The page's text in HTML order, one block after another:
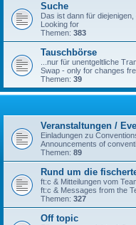
Suche
Das ist dann für
Looking for
Themen: 383
Tauschbörse
...nur für unentgeltliche
Swap - only for changes
Themen: 39
Veranstaltungen /
Einladungen zu
Announcements of
Themen: 89
Rund um die
ft:c & Mitteilungen vom
ft:c & Messages from the
Themen: 327
Off topic